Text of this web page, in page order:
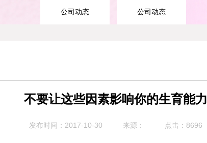
公司动态 公司动态
不要让这些因素影响你的生育能力
发布时间：2017-10-30 来源： 点击：8696